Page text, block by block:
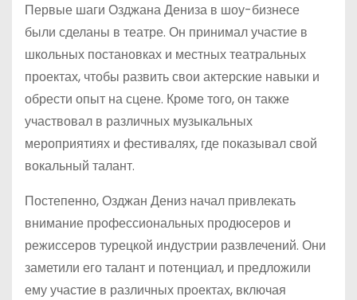
Первые шаги Озджана Дениза в шоу-бизнесе
были сделаны в театре. Он принимал участие в
школьных постановках и местных театральных
проектах, чтобы развить свои актерские навыки и
обрести опыт на сцене. Кроме того, он также
участвовал в различных музыкальных
мероприятиях и фестивалях, где показывал свой
вокальный талант.
Постепенно, Озджан Дениз начал привлекать
внимание профессиональных продюсеров и
режиссеров турецкой индустрии развлечений. Они
заметили его талант и потенциал, и предложили
ему участие в различных проектах, включая